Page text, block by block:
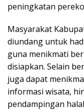
peningkatan
Masyarakat
diundang untuk
guna menikmati
disiapkan. Selain
juga dapat
informasi wisata,
pendampingan